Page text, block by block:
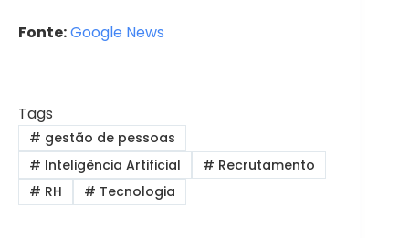
Fonte:Google News
Tags
# gestão de pessoas
# Inteligência Artificial # Recrutamento
# RH # Tecnologia